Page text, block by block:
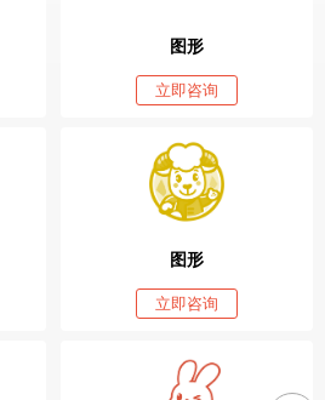
图形
立即咨询
图形
立即咨询